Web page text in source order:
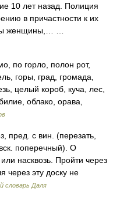
10 лет назад. Полиция
в причастности к их
женщины,… …
по горло, полон рот,
горы, град, громада,
целый короб, куча, лес,
облако, орава,
пред. с вин. (перезать,
поперечный). О
насквозь. Пройти через
через эту доску не
словарь Даля